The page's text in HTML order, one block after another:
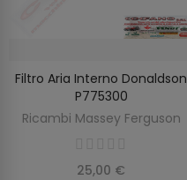
AGGIUNGI AL CARRELLO
Filtro Aria Interno Donaldson
P775300
Ricambi Massey Ferguson
25,00 €